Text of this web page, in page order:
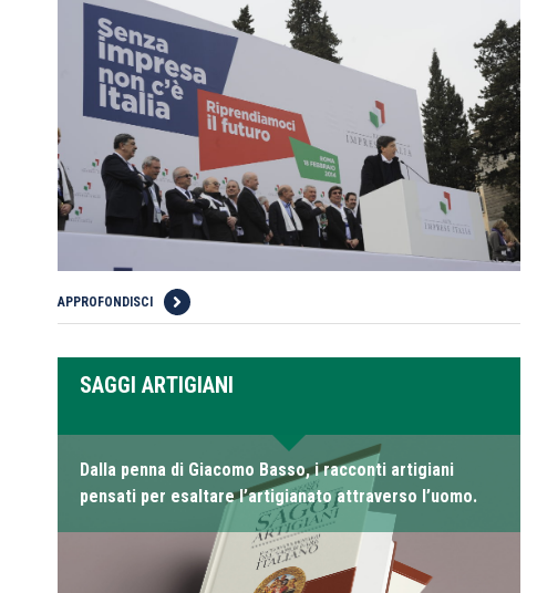
APPROFONDISCI
SAGGI ARTIGIANI
Dalla penna di Giacomo Basso, i racconti artigiani
pensati per esaltare l’artigianato attraverso l’uomo.